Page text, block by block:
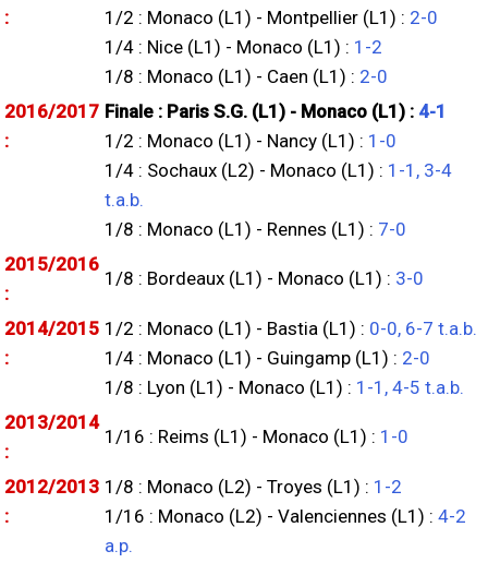
:
1/2 : Monaco (L1) - Montpellier (L1) : 2-0
1/4 : Nice (L1) - Monaco (L1) : 1-2
1/8 : Monaco (L1) - Caen (L1) : 2-0
2016/2017
:
Finale : Paris S.G. (L1) - Monaco (L1) : 4-1
1/2 : Monaco (L1) - Nancy (L1) : 1-0
1/4 : Sochaux (L2) - Monaco (L1) : 1-1, 3-4
t.a.b.
1/8 : Monaco (L1) - Rennes (L1) : 7-0
2015/2016
:
1/8 : Bordeaux (L1) - Monaco (L1) : 3-0
2014/2015
:
1/2 : Monaco (L1) - Bastia (L1) : 0-0, 6-7 t.a.b.
1/4 : Monaco (L1) - Guingamp (L1) : 2-0
1/8 : Lyon (L1) - Monaco (L1) : 1-1, 4-5 t.a.b.
2013/2014
:
1/16 : Reims (L1) - Monaco (L1) : 1-0
2012/2013
:
1/8 : Monaco (L2) - Troyes (L1) : 1-2
1/16 : Monaco (L2) - Valenciennes (L1) : 4-2
a.p.